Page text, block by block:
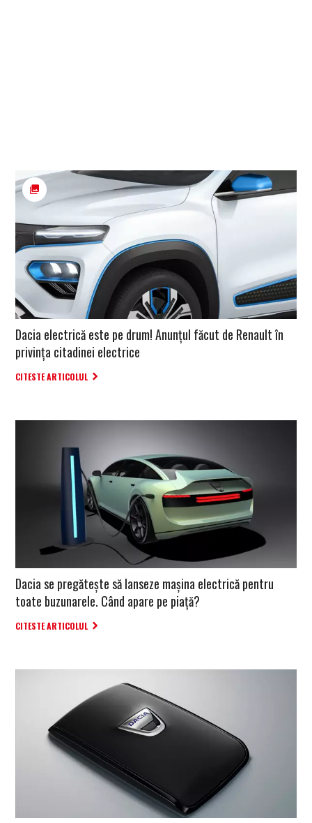
Dacia electrică este pe drum! Anunțul făcut de Renault în
privința citadinei electrice
CITESTE ARTICOLUL
Dacia se pregătește să lanseze mașina electrică pentru
toate buzunarele. Când apare pe piață?
CITESTE ARTICOLUL